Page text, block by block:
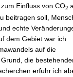
Einfluss von CO2
beitragen soll,
echte
dem Gebiet war ich
auf die
die
erfuhr ich